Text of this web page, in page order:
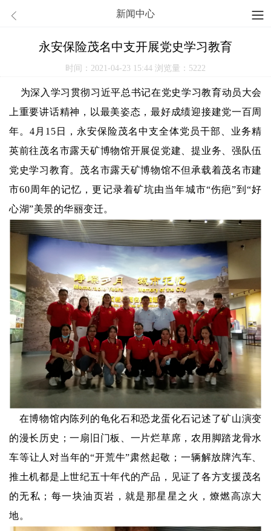
新闻中心
永安保险茂名中支开展党史学习教育
时间：2021-04-23 15:44 浏览量：5222
为深入学习贯彻习近平总书记在党史学习教育动员大会
上重要讲话精神，以最美姿态，最好成绩迎接建党一百周
年。4月15日，永安保险茂名中支全体党员干部、业务精
英前往茂名市露天矿博物馆开展促党建、提业务、强队伍
党史学习教育。茂名市露天矿博物馆不但承载着茂名市建
市60周年的记忆，更记录着矿坑由当年城市“伤疤”到“好
心湖”美景的华丽变迁。
在博物馆内陈列的龟化石和恐龙蛋化石记述了矿山演变
的漫长历史；一扇旧门板、一片烂草席，农用脚踏龙骨水
车等让人对当年的“开荒牛”肃然起敬；一辆解放牌汽车、
推土机都是上世纪五十年代的产品，见证了各方支援茂名
的无私；每一块油页岩，就是那星星之火，燎燃高凉大
地。